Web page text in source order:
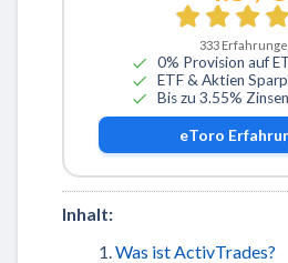
333
0% Provision auf
ETF & Aktien
Bis zu 3.55%
eToro
Inhalt:
Was ist ActivTrades?